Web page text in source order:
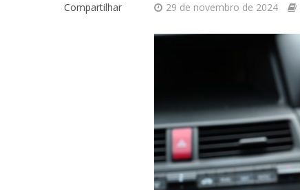
Compartilhar 29 de novembro de 2024